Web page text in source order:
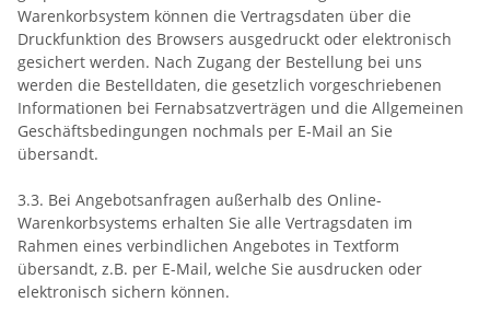
Warenkorbsystem können die Vertragsdaten über die
Druckfunktion des Browsers ausgedruckt oder elektronisch
gesichert werden. Nach Zugang der Bestellung bei uns
werden die Bestelldaten, die gesetzlich vorgeschriebenen
Informationen bei Fernabsatzverträgen und die Allgemeinen
Geschäftsbedingungen nochmals per E-Mail an Sie
übersandt.
3.3. Bei Angebotsanfragen außerhalb des Online-
Warenkorbsystems erhalten Sie alle Vertragsdaten im
Rahmen eines verbindlichen Angebotes in Textform
übersandt, z.B. per E-Mail, welche Sie ausdrucken oder
elektronisch sichern können.